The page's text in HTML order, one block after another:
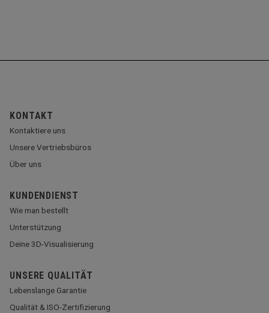
KONTAKT
Kontaktiere uns
Unsere Vertriebsbüros
Über uns
KUNDENDIENST
Wie man bestellt
Unterstützung
Deine 3D-Visualisierung
UNSERE QUALITÄT
Lebenslange Garantie
Qualität & ISO-Zertifizierung